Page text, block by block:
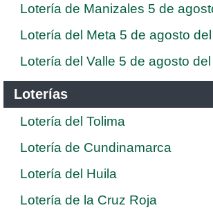
Lotería de Manizales 5 de
Lotería del Meta 5 de agosto
Lotería del Valle 5 de agosto
Loterías
Lotería del Tolima
Lotería de Cundinamarca
Lotería del Huila
Lotería de la Cruz Roja